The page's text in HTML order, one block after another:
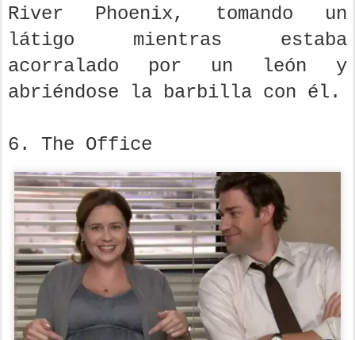
River Phoenix, tomando un
látigo mientras estaba
acorralado por un león y
abriéndose la barbilla con él.
6. The Office